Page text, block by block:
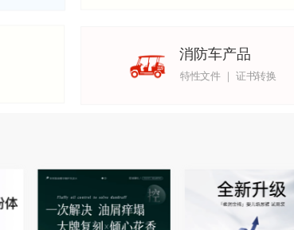
消防车产品
特性文件 ｜ 证书转换